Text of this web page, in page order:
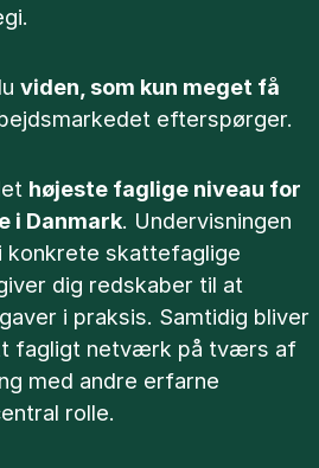
viden, som kun meget få
efterspørger.
højeste faglige niveau for
i Danmark. Undervisningen
konkrete skattefaglige
dig redskaber til at
i praksis. Samtidig bliver
fagligt netværk på tværs af
med andre erfarne
rolle.